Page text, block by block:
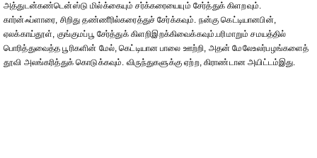
அத்துடன்கண்டென்ஸ்டு மில்க்கையும் சர்க்கரையையும் சேர்த்துக் கிளறவும்.
கார்ன்ஃப்ளாரை, சிறிது தண்ணீரில்கரைத்துச் சேர்க்கவும். நன்கு கெட்டியானபின்,
ஏலக்காய்தூள், குங்குமப்பூ சேர்த்துக் கிளறிஇறக்கிவைக்கவும்.பரிமாறும் சமயத்தில்
பொரித்துவைத்த பூரிகளின் மேல், கெட்டியான பாலை ஊற்றி, அதன் மேலேஉலர்பழங்களைத்
தூவி அலங்கரித்துக் கொடுக்கவும். விருந்துகளுக்கு ஏற்ற, கிராண்டான அயிட்டம்இது.